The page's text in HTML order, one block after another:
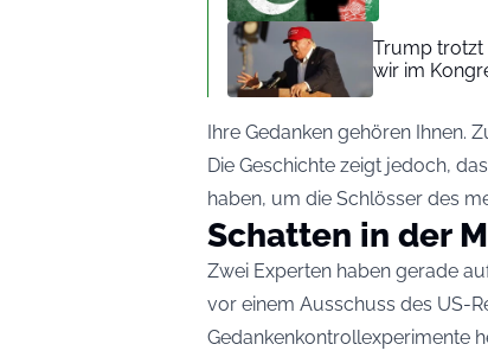
Trump trotzt
wir im
Ihre Gedanken gehören Ihnen.
Die Geschichte zeigt jedoch,
haben, um die Schlösser des
Schatten in der
Zwei Experten haben gerade
vor einem Ausschuss des US-
Gedankenkontrollexperimente